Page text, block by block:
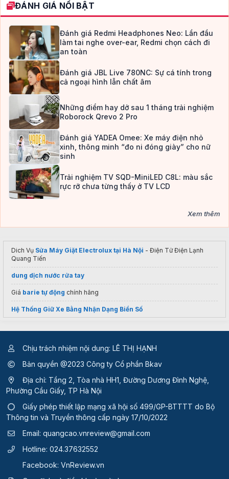
ĐÁNH GIÁ NỔI BẬT
Đánh giá Redmi Headphones Neo: Lần đầu
làm tai nghe over-ear, Redmi chọn cách đi
an toàn
Đánh giá JBL Live 780NC: Sự cá tính trong
cả ngoại hình lẫn chất âm
Những điểm hay dở sau 1 tháng trải nghiệm
Roborock Qrevo 2 Pro
Đánh giá YADEA Omee: Xe máy điện nhỏ
xinh, thông minh “đo ni đóng giày” cho nữ
sinh
Trải nghiệm TV SQD-MiniLED C8L: màu sắc
rực rỡ chưa từng thấy ở TV LCD
Xem thêm
Dich Vụ Sửa Máy Giặt Electrolux tại Hà Nội - Điện Tử Điện Lạnh
Quang Tiến
dung dịch nước rửa tay
Giá barie tự động chính hãng
Hệ Thống Giữ Xe Bằng Nhận Dạng Biển Số
tủ lạnh samsung side by side mất nguồn
Thuê vps giá rẻ
kệ con lănkhotudong.com.vn
Lắp đặtCửa lưới chống muỗiViệt Anh
Điều hòa Mitsubishi 24000 chính hãng
LG Alpha PET AS65GDBY0
giặt nệm
Chịu trách nhiệm nội dung: LÊ THỊ HẠNH
Bản quyền @2023 Công ty Cổ phần Bkav
Địa chỉ: Tầng 2, Tòa nhà HH1, Đường Dương Đình Nghệ,
Phường Cầu Giấy, TP Hà Nội
Giấy phép thiết lập mạng xã hội số 499/GP-BTTTT do Bộ
Thông tin và Truyền thông cấp ngày 17/10/2022
Email: quangcao.vnreview@gmail.com
Hotline: 024.37632552
Facebook: VnReview.vn